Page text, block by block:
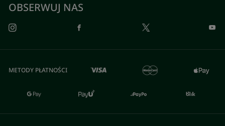
OBSERWUJ NAS
METODY PŁATNOŚCI